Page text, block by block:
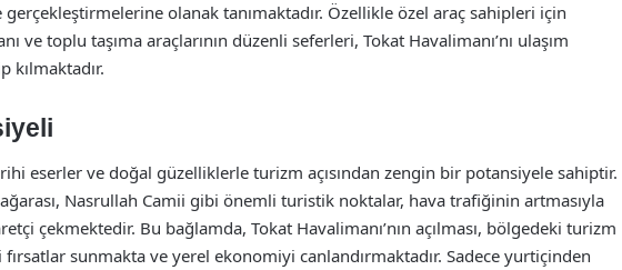
olanak tanımaktadır. Özellikle özel araç sahipleri için
ve toplu taşıma araçlarının düzenli seferleri, Tokat Havalimanı’nı ulaşım
kılmaktadır.
eserler ve doğal güzelliklerle turizm açısından zengin bir potansiyele sahiptir.
Nasrullah Camii gibi önemli turistik noktalar, hava trafiğinin artmasıyla
çekmektedir. Bu bağlamda, Tokat Havalimanı’nın açılması, bölgedeki turizm
sunmakta ve yerel ekonomiyi canlandırmaktadır. Sadece yurtiçinden